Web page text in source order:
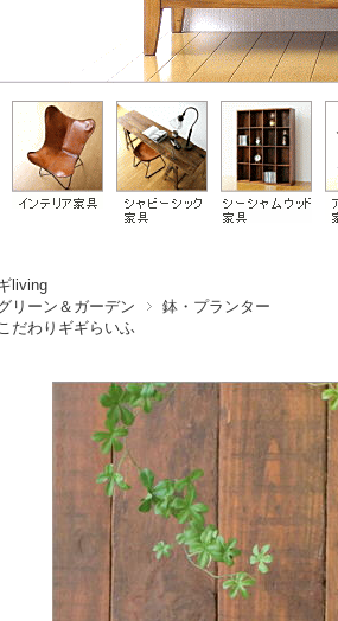
living
リーン＆ガーデン
鉢・プランター
だわりギギらいふ